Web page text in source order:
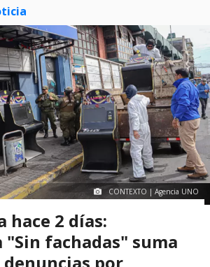
CONTEXTO | Agencia UNO
hace 2 días:
fachadas" suma